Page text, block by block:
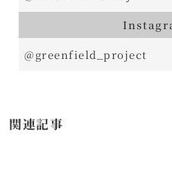
@greenfield_project
関連記事